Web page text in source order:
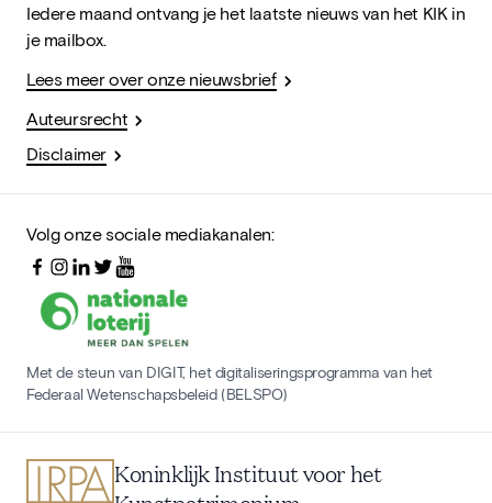
Iedere maand ontvang je het laatste nieuws van het KIK in
je mailbox.
Lees meer over onze nieuwsbrief
Auteursrecht
Disclaimer
Volg onze sociale mediakanalen:
Met de steun van DIGIT, het digitaliseringsprogramma van het
Federaal Wetenschapsbeleid (BELSPO)
Koninklijk Instituut voor het